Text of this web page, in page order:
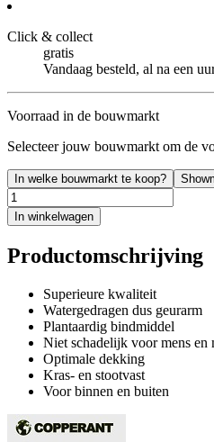
Click & collect
gratis
Vandaag besteld, al na een
Voorraad in de bouwmarkt
Selecteer jouw bouwmarkt om de
In welke bouwmarkt te koop?
In winkelwagen
Productomschrijving
Superieure kwaliteit
Watergedragen dus geurarm
Plantaardig bindmiddel
Niet schadelijk voor mens en
Optimale dekking
Kras- en stootvast
Voor binnen en buiten